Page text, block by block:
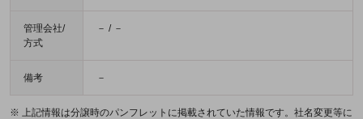
管理会社/
方式
－ / －
備考 －
※ 上記情報は分譲時のパンフレットに掲載されていた情報です。社名変更等に